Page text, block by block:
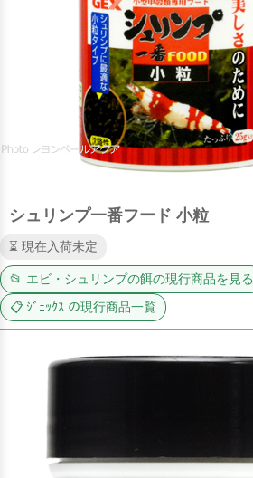
シュリンプ一番フード 小粒
⏳ 現在入荷未定
📂 エビ・シュリンプの餌の現行商品を見る
📋 ｼﾞｪｯｸｽ の現行商品一覧